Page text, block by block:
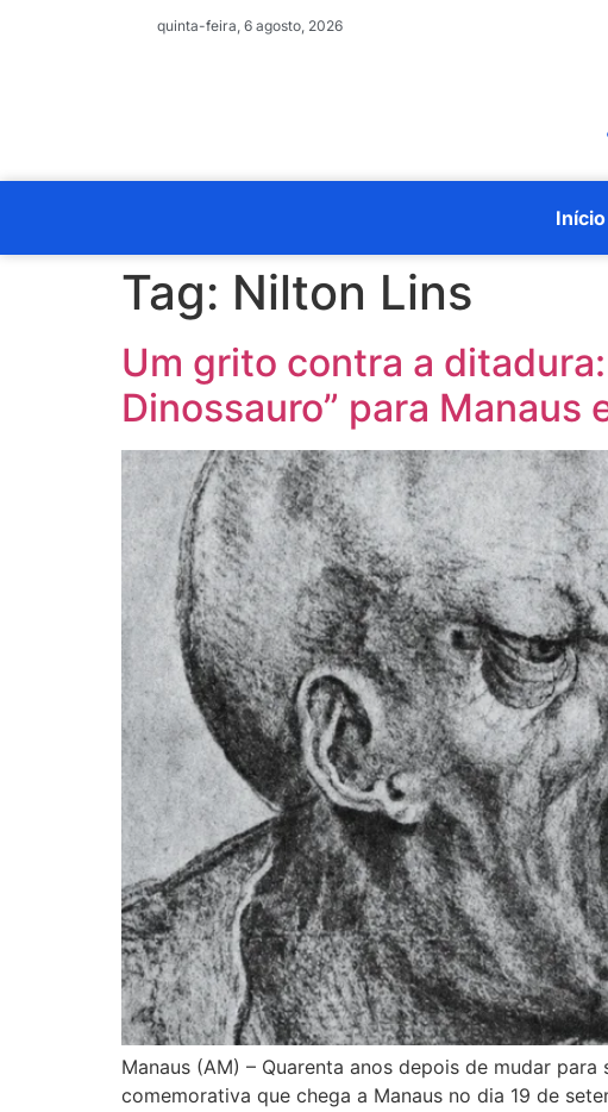
quinta-feira, 6 agosto, 2026
Início
Tag: Nilton Lins
Um grito contra a
Dinossauro” para Manaus
Manaus (AM) – Quarenta anos depois de mudar
comemorativa que chega a Manaus no dia 19 de